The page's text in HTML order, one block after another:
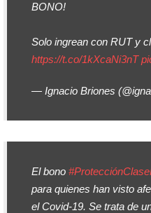
BONO!
Solo ingrean con RUT y
https://t.co/1kXcaNi3nT
— Ignacio Briones
El bono
para quienes han visto
el Covid-19. Se trata de